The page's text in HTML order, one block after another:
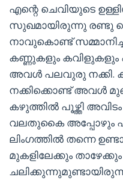
എന്റെ ചെവിയുടെ
സുഖമായിരുന്നു രണ്ടു
നാവുകൊണ്ട്
കണ്ണുകളും കവിളുകളും
അവള്‍ പലവുരു നക്കി.
നക്കിക്കൊണ്ട് അവള്‍
കഴുത്തില്‍ പൂഴ്ത്തി
വലതുകൈ അപ്പോഴും
ലിംഗത്തില്‍ തന്നെ
മുകളിലേക്കും താഴേക്കും